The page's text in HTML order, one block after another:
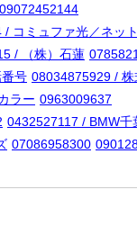
09072452144
/ コミュファ光／ネッ
/ （株）石蓮
号 08034875929 /
ラー 0963009637
0432527117 / BMW千
07086958300